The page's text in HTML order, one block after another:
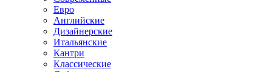
Евро
Английские
Дизайнерские
Итальянские
Кантри
Классические